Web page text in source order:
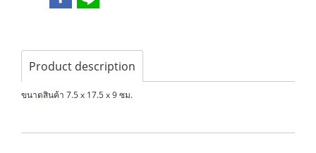
Product description
ขนาดสินค้า 7.5 x 17.5 x 9 ซม.